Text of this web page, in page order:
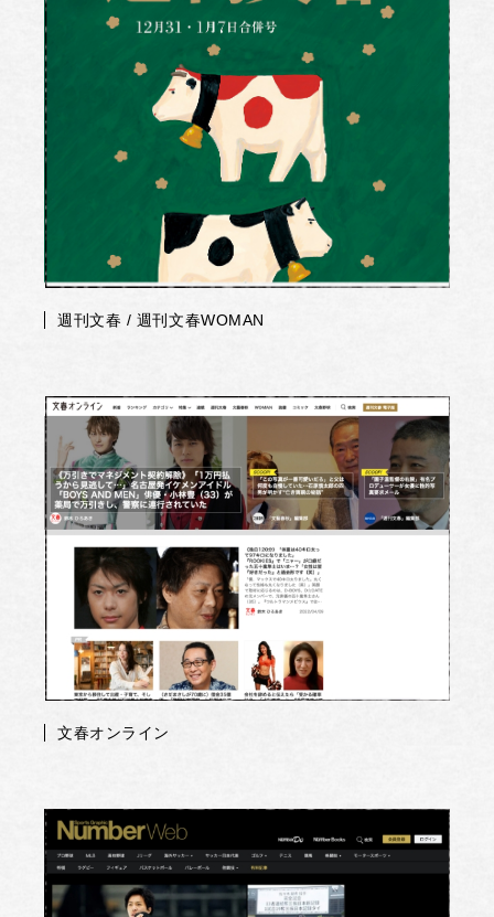
週刊文春 / 週刊文春WOMAN
文春オンライン